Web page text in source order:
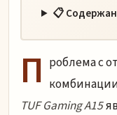
📋
П роблема с
TUF Gaming A15